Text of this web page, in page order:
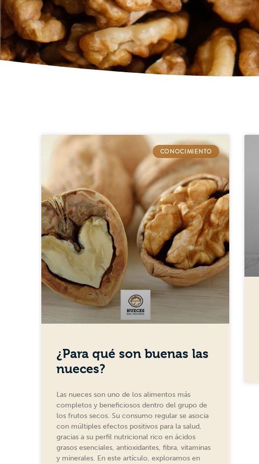
CONOCIMIENTO
¿Para qué son buenas las
nueces?
Las nueces son uno de los alimentos más
completos y beneficiosos dentro del grupo de
los frutos secos. Su consumo regular se asocia
con múltiples efectos positivos para la salud,
gracias a su perfil nutricional rico en ácidos
grasos esenciales, antioxidantes, fibra, vitaminas
y minerales. En este artículo, exploramos en